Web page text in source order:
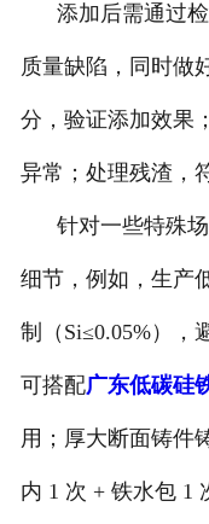
添加后需通过检
质量缺陷，同时做
分，验证添加效果
异常；处理残渣，
针对一些特殊场
细节，例如，生产
制（Si≤0.05%），
可搭配广东低碳硅
用；厚大断面铸件
内 1 次 + 铁水包 1